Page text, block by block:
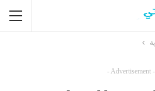
- Advertisement -